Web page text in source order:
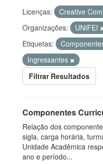
Licenças:
Creative
Organizações:
UNIFEI
Etiquetas:
Ingressantes
Filtrar Resultados
Componentes
Relação dos
sigla, carga horária,
Unidade Acadêmica
ano e período...